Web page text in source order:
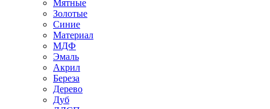
Мятные
Золотые
Синие
Материал
МДФ
Эмаль
Акрил
Береза
Дерево
Дуб